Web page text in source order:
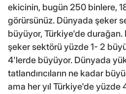
ekicinin, bugün 250 binlere,
görürsünüz. Dünyada şeker
büyüyor, Türkiye'de durağan.
şeker sektörü yüzde 1- 2
4'lerde büyüyor. Dünyada
tatlandırıcıların ne kadar
ama her yıl Türkiye'de yüzde